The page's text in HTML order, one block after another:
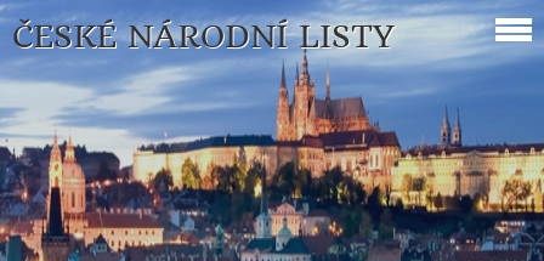
ČESKÉ NÁRODNÍ LISTY